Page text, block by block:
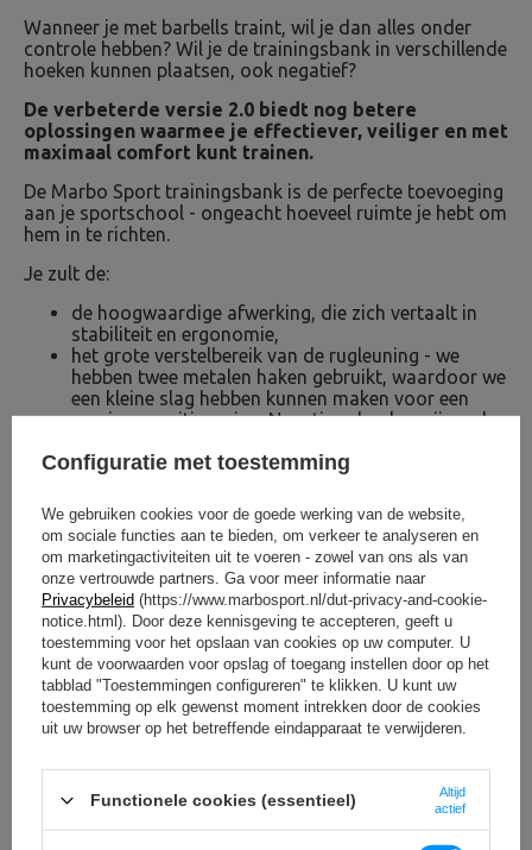
Wanneer je met barbells traint, wil je dan alles onder
controle hebben? Wil je de trainingsbank in verschillende
hoeken kunnen plaatsen, ook negatief?
De verbeterde versie 2.0 biedt nog betere
oplossingen waarmee je effectiever, veiliger en met
maximaal comfort kunt trainen.
De Marbo Sport trainingsbank is de perfecte toevoeging
aan je sportschool - ongeacht hoeveel ruimte je hebt om
hem in te richten.
Je zult de:
de hoogwaardige afwerking, die zich vertaalt in
stabiliteit en ergonomie,
het grote verstelbereik van de rugleuning - we
hebben twee metalen haken gebruikt, waardoor we
een kleine slag hebben kunnen maken voor een
precieze positionering. Negatieve hoeken zijn ook
Uitbreidbaar met extra accessoires - maak er een
Configuratie met toestemming
We gebruiken cookies voor de goede werking van de website,
om sociale functies aan te bieden, om verkeer te analyseren en
om marketingactiviteiten uit te voeren - zowel van ons als van
onze vertrouwde partners. Ga voor meer informatie naar
Privacybeleid (https://www.marbosport.nl/dut-privacy-and-cookie-
notice.html). Door deze kennisgeving te accepteren, geeft u
toestemming voor het opslaan van cookies op uw computer. U
kunt de voorwaarden voor opslag of toegang instellen door op het
tabblad "Toestemmingen configureren" te klikken. U kunt uw
toestemming op elk gewenst moment intrekken door de cookies
uit uw browser op het betreffende eindapparaat te verwijderen.
Functionele cookies (essentieel)
Altijd
actief